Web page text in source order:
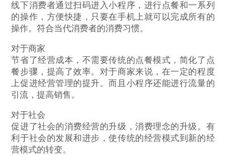
线下消费者通过扫码进入小程序，进行点餐和一系列
的操作，方便快捷，只要在手机上就可以完成所有的
操作。符合当代消费者的消费习惯。
对于商家
节省了经营成本，不需要传统的点餐模式，简化了点
餐步骤，提高了效率。对于商家来说，在一定的程度
上促进经营管理的提升。而且小程序还能进行流量的
引流，提高销售。
对于社会
促进了社会的消费经营的升级，消费理念的升级。有
利于社会的发展和进步，使传统的经营模式到新的经
营模式的转变。